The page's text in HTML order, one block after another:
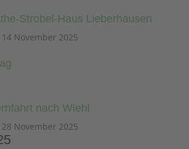
Strobel-Haus Lieberhausen
14 November 2025
nach Wiehl
28 November 2025